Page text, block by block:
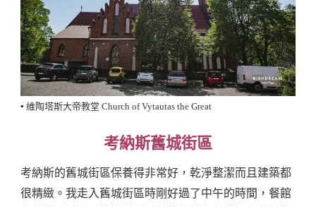
▪️ 維陶塔斯大帝教堂 Church of Vytautas the Great
考納斯舊城街區
考納斯的舊城街區保養得非常好，乾淨整潔而且建築都
很精緻。我走入舊城街區時剛好過了中午的時間，餐館